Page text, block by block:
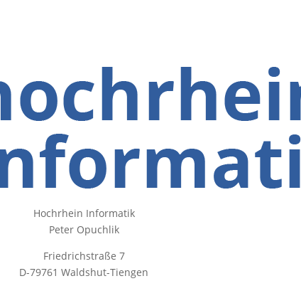
Hochrhein Informatik
Peter Opuchlik
Friedrichstraße 7
D-79761 Waldshut-Tiengen